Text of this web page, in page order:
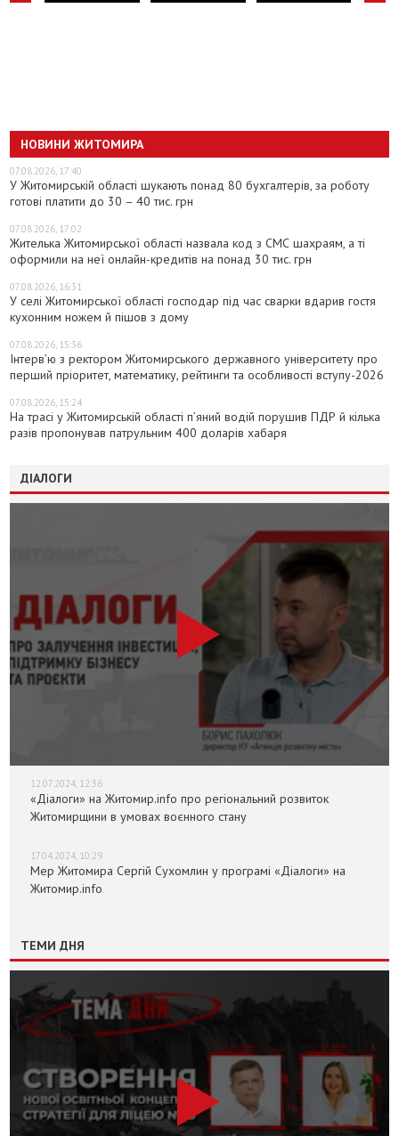
НОВИНИ ЖИТОМИРА
07.08.2026, 17:40
У Житомирській області шукають понад 80 бухгалтерів, за роботу
готові платити до 30 – 40 тис. грн
07.08.2026, 17:02
Жителька Житомирської області назвала код з СМС шахраям, а ті
оформили на неї онлайн-кредитів на понад 30 тис. грн
07.08.2026, 16:31
У селі Житомирської області господар під час сварки вдарив гостя
кухонним ножем й пішов з дому
07.08.2026, 15:36
Інтерв’ю з ректором Житомирського державного університету про
перший пріоритет, математику, рейтинги та особливості вступу-2026
07.08.2026, 15:24
На трасі у Житомирській області п’яний водій порушив ПДР й кілька
разів пропонував патрульним 400 доларів хабаря
ДІАЛОГИ
12.07.2024, 12:36
«Діалоги» на Житомир.info про регіональний розвиток
Житомирщини в умовах воєнного стану
17.04.2024, 10:29
Мер Житомира Сергій Сухомлин у програмі «Діалоги» на
Житомир.info
ТЕМИ ДНЯ